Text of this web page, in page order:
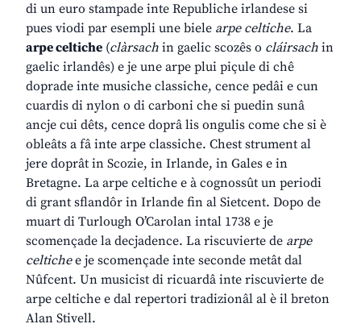
di un euro stampade inte Republiche irlandese si
pues viodi par esempli une biele arpe celtiche. La
arpe celtiche (clàrsach in gaelic scozês o cláirsach in
gaelic irlandês) e je une arpe plui piçule di chê
doprade inte musiche classiche, cence pedâi e cun
cuardis di nylon o di carboni che si puedin sunâ
ancje cui dêts, cence doprâ lis ongulis come che si è
obleâts a fâ inte arpe classiche. Chest strument al
jere doprât in Scozie, in Irlande, in Gales e in
Bretagne. La arpe celtiche e à cognossût un periodi
di grant sflandôr in Irlande fin al Sietcent. Dopo de
muart di Turlough O’Carolan intal 1738 e je
scomençade la decjadence. La riscuvierte de arpe
celtichee je scomençade inte seconde metât dal
Nûfcent. Un musicist di ricuardâ inte riscuvierte de
arpe celtiche e dal repertori tradizionâl al è il breton
Alan Stivell.